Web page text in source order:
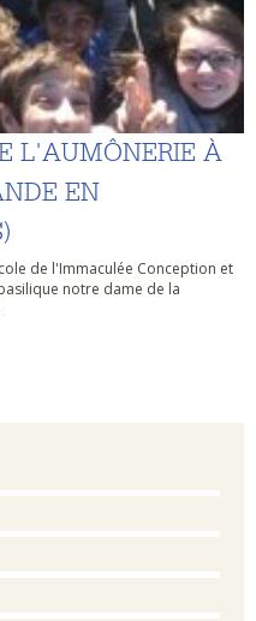
L'AUMÔNERIE À
EN
de l'Immaculée Conception et
notre dame de la